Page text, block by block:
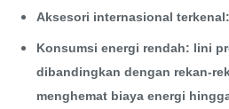
Aksesori internasional
Konsumsi energi rendah: lini
dibandingkan dengan rekan-
menghemat biaya energi